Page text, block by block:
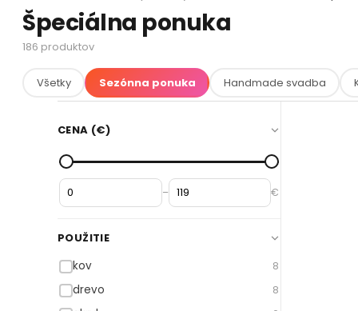
Špeciálna ponuka
186 produktov
Všetky Sezónna ponuka Handmade svadba